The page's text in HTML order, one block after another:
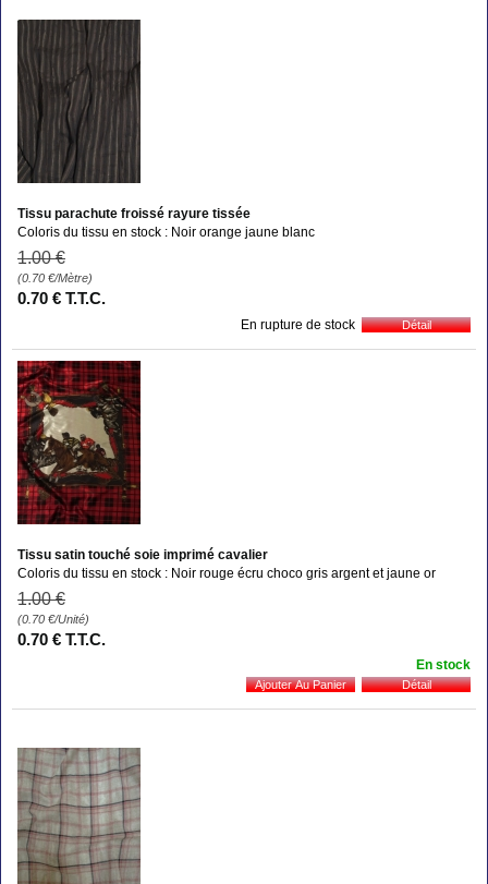
Tissu parachute froissé rayure tissée
Coloris du tissu en stock : Noir orange jaune blanc
1.00 €
(0.70 €/Mètre)
0.70 € T.T.C.
En rupture de stock
Tissu satin touché soie imprimé cavalier
Coloris du tissu en stock : Noir rouge écru choco gris argent et jaune or
1.00 €
(0.70 €/Unité)
0.70 € T.T.C.
En stock